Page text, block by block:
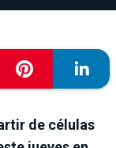
de células